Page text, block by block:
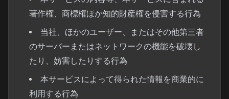
著作権、商標権ほか知的財産権を侵害する行為
当社、ほかのユーザー、またはその他第三者
のサーバーまたはネットワークの機能を破壊し
たり、妨害したりする行為
本サービスによって得られた情報を商業的に
利用する行為